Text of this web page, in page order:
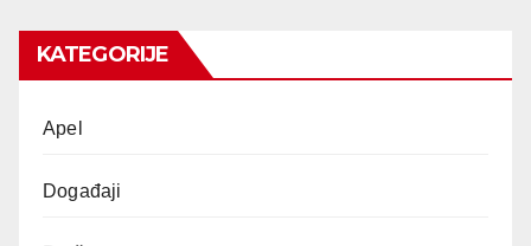
KATEGORIJE
Apel
Događaji